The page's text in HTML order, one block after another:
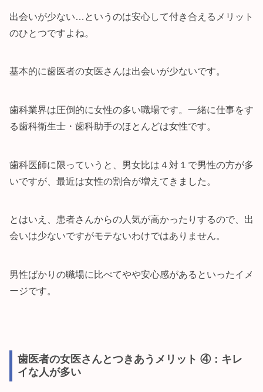
出会いが少ない…というのは安心して付き合えるメリット
のひとつですよね。
基本的に歯医者の女医さんは出会いが少ないです。
歯科業界は圧倒的に女性の多い職場です。一緒に仕事をす
る歯科衛生士・歯科助手のほとんどは女性です。
歯科医師に限っていうと、男女比は４対１で男性の方が多
いですが、最近は女性の割合が増えてきました。
とはいえ、患者さんからの人気が高かったりするので、出
会いは少ないですがモテないわけではありません。
男性ばかりの職場に比べてやや安心感があるといったイメ
ージです。
歯医者の女医さんとつきあうメリット ④：キレ
イな人が多い